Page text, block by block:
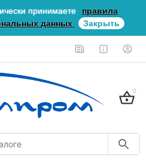
принимаете
правила
данных
Закрыть
0